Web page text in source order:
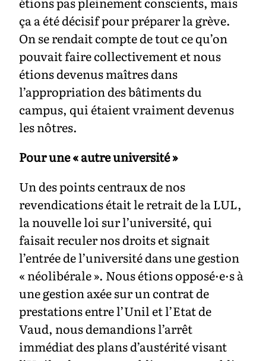
ça a été décisif pour préparer la grève.
On se rendait compte de tout ce qu’on
pouvait faire collectivement et nous
étions devenus maîtres dans
l’appropriation des bâtiments du
campus, qui étaient vraiment devenus
les nôtres.
Pour une « autre université »
Un des points centraux de nos
revendications était le retrait de la LUL,
la nouvelle loi sur l’université, qui
faisait reculer nos droits et signait
l’entrée de l’université dans une gestion
« néolibérale ». Nous étions opposé·e·s à
une gestion axée sur un contrat de
prestations entre l’Unil et l’Etat de
Vaud, nous demandions l’arrêt
immédiat des plans d’austérité visant